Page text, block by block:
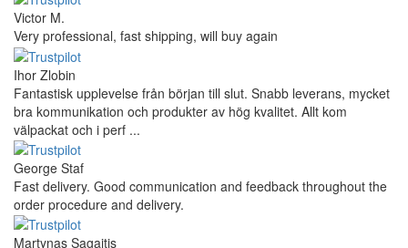
Victor M.
Very professional, fast shipping, will buy again
Ihor Zlobin
Fantastisk upplevelse från början till slut. Snabb leverans, mycket
bra kommunikation och produkter av hög kvalitet. Allt kom
välpackat och i perf ...
George Staf
Fast delivery. Good communication and feedback throughout the
order procedure and delivery.
Martynas Sagaitis